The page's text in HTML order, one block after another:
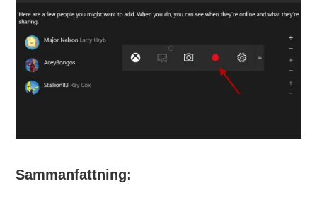
Sammanfattning: